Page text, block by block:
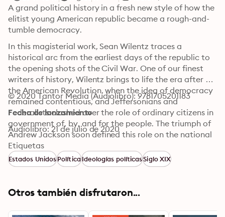
A grand political history in a fresh new style of how the
elitist young American republic became a rough-and-
tumble democracy.
In this magisterial work, Sean Wilentz traces a
historical arc from the earliest days of the republic to
the opening shots of the Civil War. One of our finest
writers of history, Wilentz brings to life the era after
the American Revolution, when the idea of democracy
remained contentious, and Jeffersonians and
Federalists clashed over the role of ordinary citizens in
government of, by, and for the people. The triumph of
Andrew Jackson soon defined this role on the national
level, while city democrats, Anti-Masons, fugitive
slaves, and a host of others hewed their own local
definitions. In these definitions Wilentz recovers the
democracies, one in the North and another in the
© 2020 Tantor Media (Audiolibro): 9781705201183
Fecha de lanzamiento
Audiolibro: 21 de julio de 2020
Etiquetas
Estados UnidosPolíticaIdeologías políticasSiglo XIX
Otros también disfrutaron...